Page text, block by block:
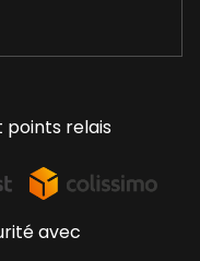
points relais
avec